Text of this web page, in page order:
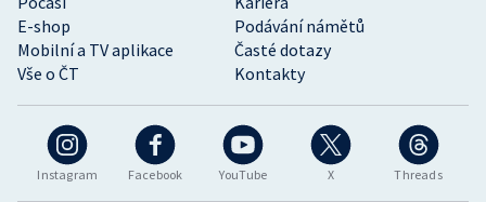
Instagram Facebook YouTube X Threads
E-shop
Podávání námětů
Mobilní a TV aplikace
Časté dotazy
Vše o ČT
Kontakty